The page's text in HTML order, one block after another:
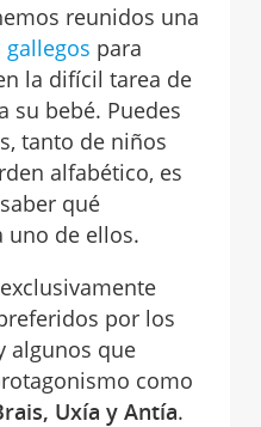
reunidos una
para
la difícil tarea de
su bebé. Puedes
tanto de niños
alfabético, es
qué
uno de ellos.
por los
algunos que
como
Uxía y Antía.